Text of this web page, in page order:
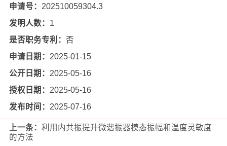
申请号： 202510059304.3
发明人数： 1
是否职务专利： 否
申请日期： 2025-01-15
公开日期： 2025-05-16
授权日期： 2025-05-16
发布时间： 2025-07-16
上一条： 利用内共振提升微谐振器模态振幅和温度灵敏度
的方法